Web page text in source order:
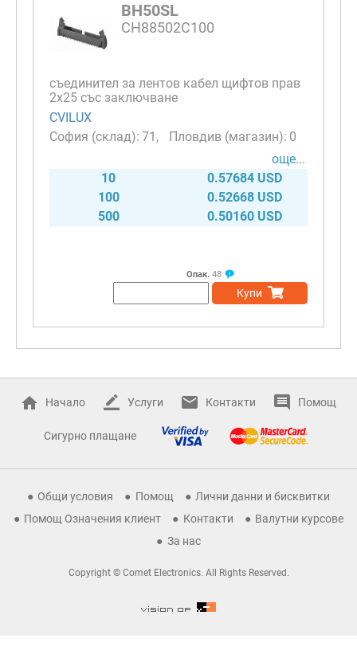
BH50SL
CH88502C100
съединител за лентов кабел щифтов прав
2х25 със заключване
CVILUX
71
0
още...
10
0.57684 USD
100
0.52668 USD
500
0.50160 USD
Опак. 48
Купи
Начало Услуги Контакти Помощ
Сигурно плащане
Общи условия Помощ
Лични данни и бисквитки
Помощ Означения клиент
Контакти
Валутни курсове
За нас
Copyright © Comet Electronics. All Rights Reserved.